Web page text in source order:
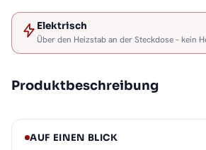
Elektrisch
Über den Heizstab an der Steckdose – kein
Produktbeschreibung
AUF EINEN BLICK